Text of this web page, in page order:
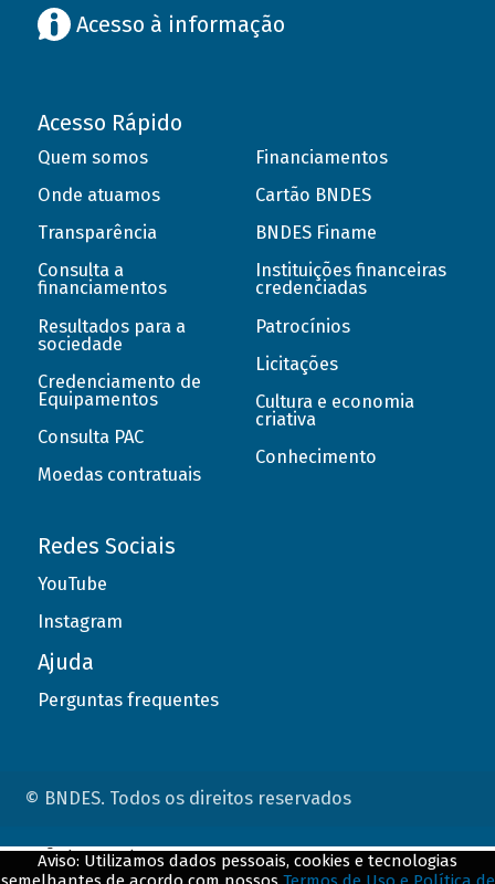
Acesso à informação
Acesso Rápido
Quem somos
Onde atuamos
Transparência
Consulta a
financiamentos
Resultados para a
sociedade
Credenciamento de
Equipamentos
Consulta PAC
Moedas contratuais
Financiamentos
Cartão BNDES
BNDES Finame
Instituições financeiras
credenciadas
Patrocínios
Licitações
Cultura e economia
criativa
Conhecimento
Redes Sociais
YouTube
Instagram
Ajuda
Perguntas frequentes
© BNDES. Todos os direitos reservados
Aviso: Utilizamos dados pessoais, cookies e tecnologias
ConteÃºdo complementar